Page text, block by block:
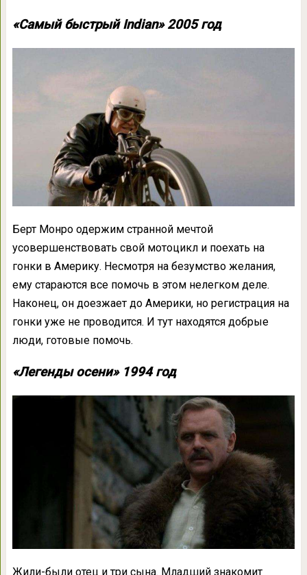
«Самый быстрый Indian» 2005 год
Берт Монро одержим странной мечтой
усовершенствовать свой мотоцикл и поехать на
гонки в Америку. Несмотря на безумство желания,
ему стараются все помочь в этом нелегком деле.
Наконец, он доезжает до Америки, но регистрация на
гонки уже не проводится. И тут находятся добрые
люди, готовые помочь.
«Легенды осени» 1994 год
Жили-были отец и три сына. Младший знакомит